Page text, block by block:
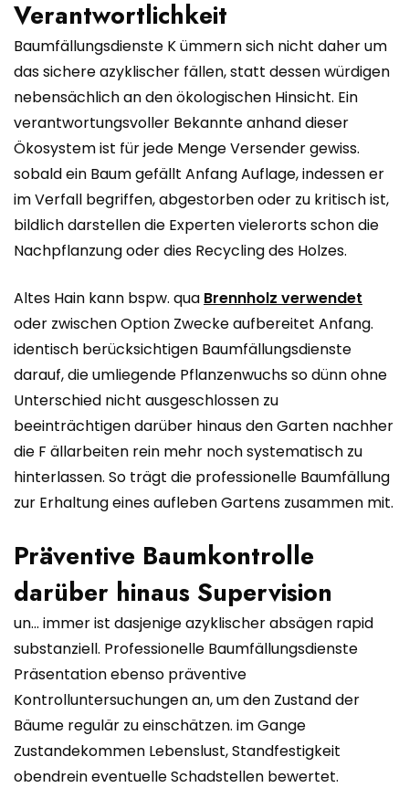
Verantwortlichkeit
Baumfällungsdienste K ümmern sich nicht daher um
das sichere azyklischer fällen, statt dessen würdigen
nebensächlich an den ökologischen Hinsicht. Ein
verantwortungsvoller Bekannte anhand dieser
Ökosystem ist für jede Menge Versender gewiss.
sobald ein Baum gefällt Anfang Auflage, indessen er
im Verfall begriffen, abgestorben oder zu kritisch ist,
bildlich darstellen die Experten vielerorts schon die
Nachpflanzung oder dies Recycling des Holzes.
Altes Hain kann bspw. qua Brennholz verwendet
oder zwischen Option Zwecke aufbereitet Anfang.
identisch berücksichtigen Baumfällungsdienste
darauf, die umliegende Pflanzenwuchs so dünn ohne
Unterschied nicht ausgeschlossen zu
beeinträchtigen darüber hinaus den Garten nachher
die F ällarbeiten rein mehr noch systematisch zu
hinterlassen. So trägt die professionelle Baumfällung
zur Erhaltung eines aufleben Gartens zusammen mit.
Präventive Baumkontrolle
darüber hinaus Supervision
un… immer ist dasjenige azyklischer absägen rapid
substanziell. Professionelle Baumfällungsdienste
Präsentation ebenso präventive
Kontrolluntersuchungen an, um den Zustand der
Bäume regulär zu einschätzen. im Gange
Zustandekommen Lebenslust, Standfestigkeit
obendrein eventuelle Schadstellen bewertet.